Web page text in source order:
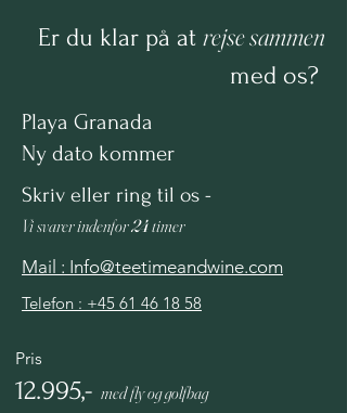
Er du klar på at rejse sammen
med os?
Playa Granada
Ny dato kommer
Skriv eller ring til os -
Vi svarer indenfor24timer
Mail : Info@teetimeandwine.com
Telefon : +45 61 46 18 58
Pris
12.995,- med fly og golfbag